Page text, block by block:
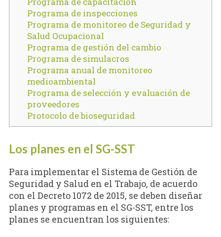
Programa de inspecciones
Programa de monitoreo de Seguridad y
Salud Ocupacional
Programa de gestión del cambio
Programa de simulacros
Programa anual de monitoreo
medioambiental
Programa de selección y evaluación de
proveedores
Protocolo de bioseguridad
Los planes en el SG-SST
Para implementar el Sistema de Gestión de
Seguridad y Salud en el Trabajo, de acuerdo
con el Decreto 1072 de 2015, se deben diseñar
planes y programas en el SG-SST, entre los
planes se encuentran los siguientes: